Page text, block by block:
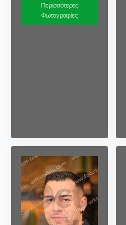
Περισσότερες
Φωτογραφίες